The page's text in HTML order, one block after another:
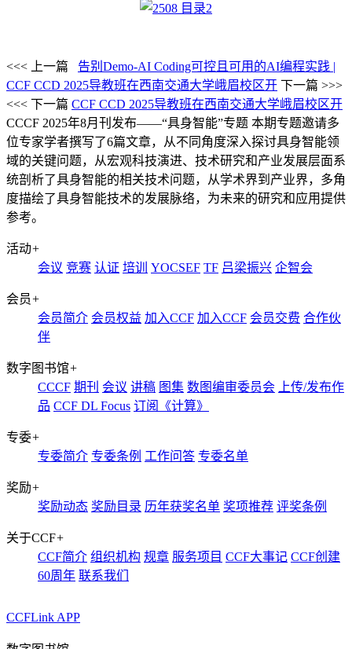
<<< 上一篇
告别Demo-AI Coding可控且可用的AI编程实践 |
CCF CCD 2025导教班在西南交通大学峨眉校区开 下一篇 >>>
<<< 下一篇 CCF CCD 2025导教班在西南交通大学峨眉校区开
CCCF 2025年8月刊发布——“具身智能”专题 本期专题邀请多
位专家学者撰写了6篇文章，从不同角度深入探讨具身智能领
域的关键问题，从宏观科技演进、技术研究和产业发展层面系
统剖析了具身智能的相关技术问题，从学术界到产业界，多角
度描绘了具身智能技术的发展脉络，为未来的研究和应用提供
参考。
活动+
会议 竞赛 认证 培训 YOCSEF TF 吕梁振兴 企智会
会员+
会员简介 会员权益 加入CCF 加入CCF 会员交费 合作伙
伴
数字图书馆+
CCCF 期刊 会议 讲稿 图集 数图编审委员会
上传/发布作
品 CCF DL Focus 订阅《计算》
专委+
专委简介 专委条例 工作问答 专委名单
奖励+
奖励动态 奖励目录 历年获奖名单 奖项推荐 评奖条例
关于CCF+
CCF简介 组织机构 规章 服务项目 CCF大事记 CCF创建
60周年 联系我们
CCFLink APP